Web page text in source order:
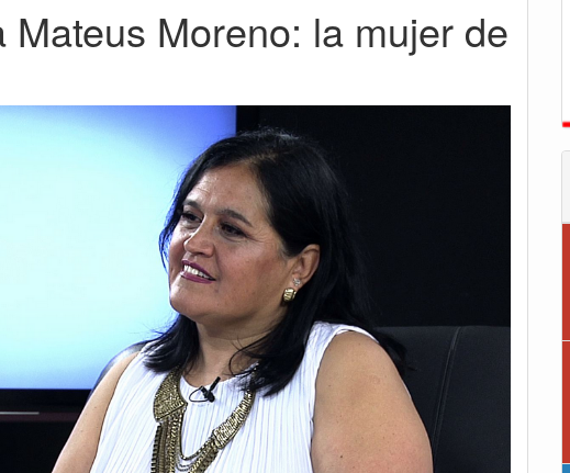
Moreno: la mujer de